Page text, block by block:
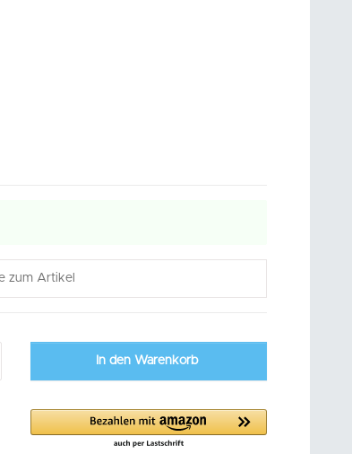
zum Artikel
In den Warenkorb